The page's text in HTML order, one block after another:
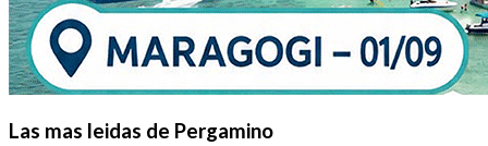
Las mas leidas de Pergamino